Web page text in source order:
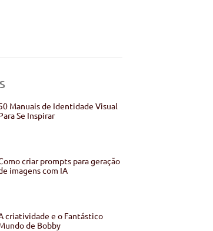
Manuais de Identidade Visual
Se Inspirar
criar prompts para geração
imagens com IA
criatividade e o Fantástico
de Bobby